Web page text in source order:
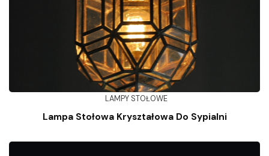
LAMPY STOŁOWE
Lampa Stołowa Kryształowa Do Sypialni